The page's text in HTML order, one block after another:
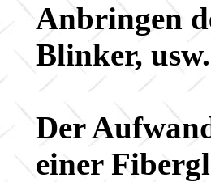
Anbringen
Blinker,
Der
einer